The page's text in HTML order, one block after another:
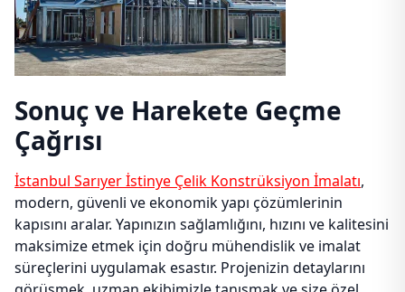
Sonuç ve Harekete Geçme
Çağrısı
İstanbul Sarıyer İstinye Çelik Konstrüksiyon İmalatı,
modern, güvenli ve ekonomik yapı çözümlerinin
kapısını aralar. Yapınızın sağlamlığını, hızını ve kalitesini
maksimize etmek için doğru mühendislik ve imalat
süreçlerini uygulamak esastır. Projenizin detaylarını